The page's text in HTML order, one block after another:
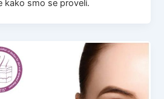
kako smo se proveli.